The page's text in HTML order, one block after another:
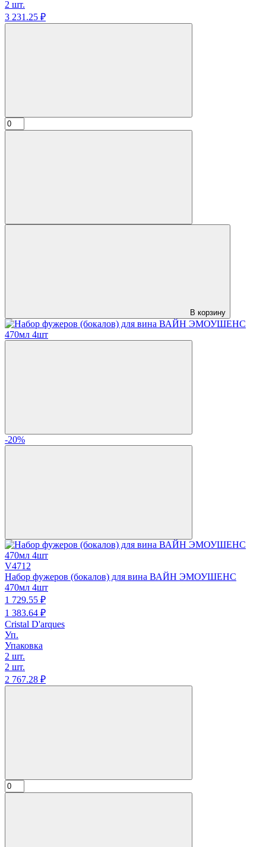
2 шт.
3 231.25 ₽
В корзину
-20%
V4712
Набор фужеров (бокалов) для вина ВАЙН ЭМОУШЕНС
470мл 4шт
1 729.55 ₽
1 383.64 ₽
Cristal D'arques
Уп.
Упаковка
2 шт.
2 шт.
2 767.28 ₽